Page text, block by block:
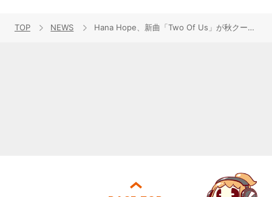
TOP NEWS Hana Hope、新曲「Two Of Us」が秋クールのTVアニメ『永久のユウグレ』EDテーマに決定！10月15日に配信リリース＆音源を使用したアニメ第二弾PVも公開！